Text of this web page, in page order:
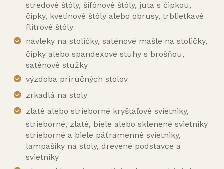
stredové štóly, šifónové štóly, juta s čipkou,
čipky, kvetinové štóly alebo obrusy, trblietkavé
flitrové štóly
návleky na stoličky, saténové mašle na stoličky,
čipky alebo spandexové stuhy s brošňou,
saténové stužky
výzdoba príručných stolov
zrkadlá na stoly
zlaté alebo strieborné kryštáľové svietniky,
strieborné, zlaté, biele alebo sklenené svietniky
strieborné a biele päťramenné svietniky,
lampášiky na stoly, drevené podstavce a
svietniky